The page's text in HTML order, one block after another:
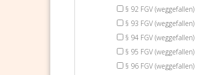
§ 92 FGV (weggefallen)
§ 93 FGV (weggefallen)
§ 94 FGV (weggefallen)
§ 95 FGV (weggefallen)
§ 96 FGV (weggefallen)